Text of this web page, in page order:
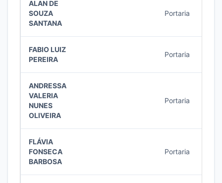
ALAN DE
SOUZA
SANTANA
Portaria
FABIO LUIZ
PEREIRA
Portaria
ANDRESSA
VALERIA
NUNES
OLIVEIRA
Portaria
FLÁVIA
FONSECA
BARBOSA
Portaria